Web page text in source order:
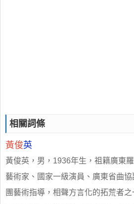
相關詞條
黃俊英
黃俊英，男，1936年生，祖籍廣東
藝術家、國家一級演員、廣東省曲
團藝術指導，相聲方言化的拓荒者